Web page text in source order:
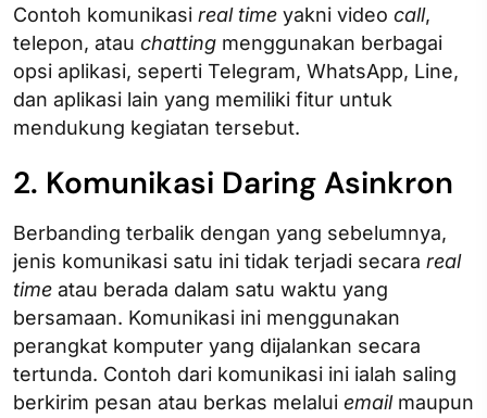
Contoh komunikasi real time yakni video call,
telepon, atau chatting menggunakan berbagai
opsi aplikasi, seperti Telegram, WhatsApp, Line,
dan aplikasi lain yang memiliki fitur untuk
mendukung kegiatan tersebut.
2. Komunikasi Daring Asinkron
Berbanding terbalik dengan yang sebelumnya,
jenis komunikasi satu ini tidak terjadi secara real
time atau berada dalam satu waktu yang
bersamaan. Komunikasi ini menggunakan
perangkat komputer yang dijalankan secara
tertunda. Contoh dari komunikasi ini ialah saling
berkirim pesan atau berkas melalui emailmaupun